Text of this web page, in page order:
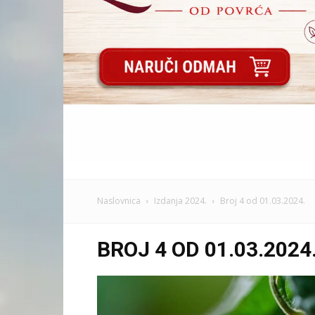
Naslovnica Izdanja 2024. Broj 4 od 01.03.2024.
BROJ 4 OD